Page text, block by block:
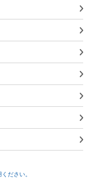
ださい。